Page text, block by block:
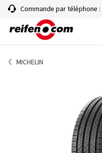
Commande par téléphone :
MICHELIN